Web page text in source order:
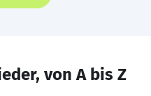
von A bis Z